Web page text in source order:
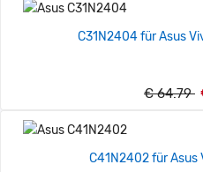
C31N2404 für Asus
€ 64.79
C41N2402 für Asus